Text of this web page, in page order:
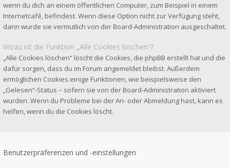
wenn du dich an einem öffentlichen Computer, zum Beispiel in einem
Internetcafé, befindest. Wenn diese Option nicht zur Verfügung steht,
dann wurde sie vermutlich von der Board-Administration ausgeschaltet.
Wozu ist die Funktion „Alle Cookies löschen“?
„Alle Cookies löschen“ löscht die Cookies, die phpBB erstellt hat und die
dafür sorgen, dass du im Forum angemeldet bleibst. Außerdem
ermöglichen Cookies einige Funktionen, wie beispielsweise den
„Gelesen“-Status – sofern sie von der Board-Administration aktiviert
wurden. Wenn du Probleme bei der An- oder Abmeldung hast, kann es
helfen, wenn du die Cookies löscht.
Benutzerpräferenzen und -einstellungen